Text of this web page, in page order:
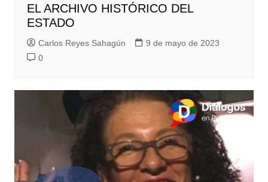
EL ARCHIVO HISTÓRICO DEL
ESTADO
Carlos Reyes Sahagún
9 de mayo de 2023
0